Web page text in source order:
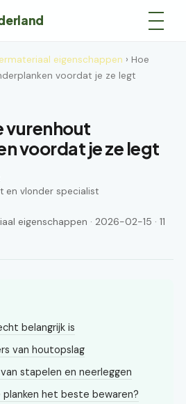
eigenschappen › Hoe
voordat je ze legt
vurenhout
voordat je ze legt
en vlonder specialist
eigenschappen · 2026-02-15 · 11
belangrijk is
van houtopslag
stapelen en neerleggen
het beste bewaren?